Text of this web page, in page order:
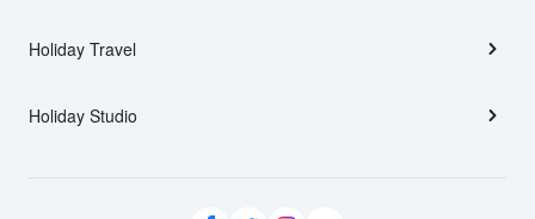
Holiday Travel
Holiday Studio